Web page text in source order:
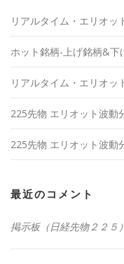
リアルタイム・エリオ
ホット銘柄-上げ銘柄&
リアルタイム・エリオ
225先物 エリオット波
225先物 エリオット波
最近のコメント
掲示板（日経先物２２５）